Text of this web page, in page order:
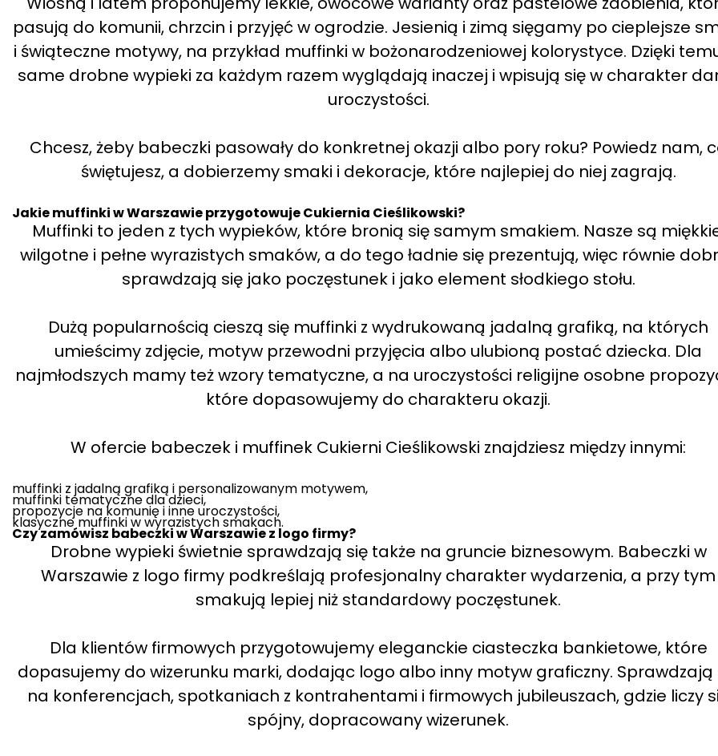
pasują do komunii, chrzcin i przyjęć w ogrodzie. Jesienią i zimą sięgamy po cieplejsze
i świąteczne motywy, na przykład muffinki w bożonarodzeniowej kolorystyce. Dzięki
same drobne wypieki za każdym razem wyglądają inaczej i wpisują się w charakter
uroczystości.
Chcesz, żeby babeczki pasowały do konkretnej okazji albo pory roku? Powiedz nam,
świętujesz, a dobierzemy smaki i dekoracje, które najlepiej do niej zagrają.
Jakie muffinki w Warszawie przygotowuje Cukiernia Cieślikowski?
Muffinki to jeden z tych wypieków, które bronią się samym smakiem. Nasze są
wilgotne i pełne wyrazistych smaków, a do tego ładnie się prezentują, więc równie
sprawdzają się jako poczęstunek i jako element słodkiego stołu.
Dużą popularnością cieszą się muffinki z wydrukowaną jadalną grafiką, na których
umieścimy zdjęcie, motyw przewodni przyjęcia albo ulubioną postać dziecka. Dla
najmłodszych mamy też wzory tematyczne, a na uroczystości religijne osobne
które dopasowujemy do charakteru okazji.
W ofercie babeczek i muffinek Cukierni Cieślikowski znajdziesz między innymi:
muffinki z jadalną grafiką i personalizowanym motywem,
muffinki tematyczne dla dzieci,
propozycje na komunię i inne uroczystości,
klasyczne muffinki w wyrazistych smakach.
Czy zamówisz babeczki w Warszawie z logo firmy?
Drobne wypieki świetnie sprawdzają się także na gruncie biznesowym. Babeczki w
Warszawie z logo firmy podkreślają profesjonalny charakter wydarzenia, a przy tym
smakują lepiej niż standardowy poczęstunek.
Dla klientów firmowych przygotowujemy eleganckie ciasteczka bankietowe, które
dopasujemy do wizerunku marki, dodając logo albo inny motyw graficzny. Sprawdzają
na konferencjach, spotkaniach z kontrahentami i firmowych jubileuszach, gdzie liczy
spójny, dopracowany wizerunek.